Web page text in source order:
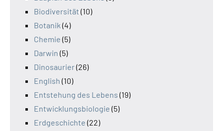
Biodiversität (10)
Botanik (4)
Chemie (5)
Darwin (5)
Dinosaurier(26)
English (10)
Entstehung des Lebens (19)
Entwicklungsbiologie (5)
Erdgeschichte (22)